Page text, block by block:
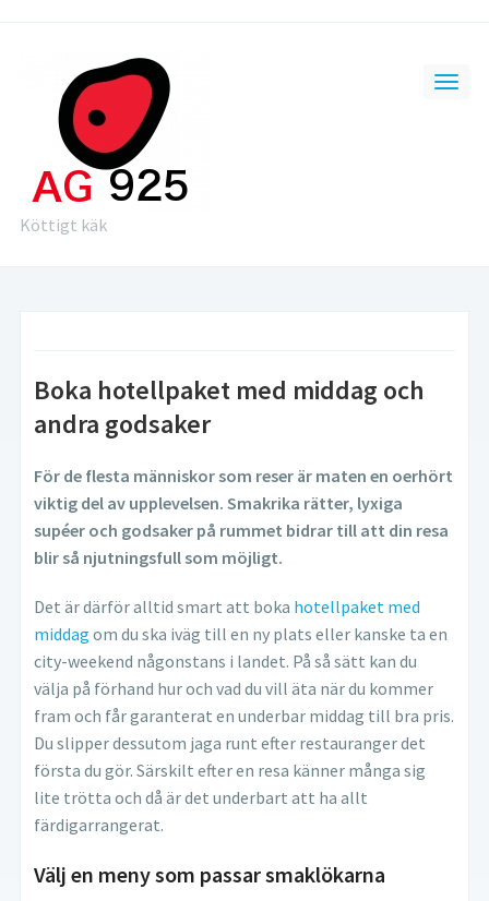
Köttigt käk
Boka hotellpaket med middag och
andra godsaker
För de flesta människor som reser är maten en oerhört
viktig del av upplevelsen. Smakrika rätter, lyxiga
supéer och godsaker på rummet bidrar till att din resa
blir så njutningsfull som möjligt.
Det är därför alltid smart att boka hotellpaket med
middag om du ska iväg till en ny plats eller kanske ta en
city-weekend någonstans i landet. På så sätt kan du
välja på förhand hur och vad du vill äta när du kommer
fram och får garanterat en underbar middag till bra pris.
Du slipper dessutom jaga runt efter restauranger det
första du gör. Särskilt efter en resa känner många sig
lite trötta och då är det underbart att ha allt
färdigarrangerat.
Välj en meny som passar smaklökarna